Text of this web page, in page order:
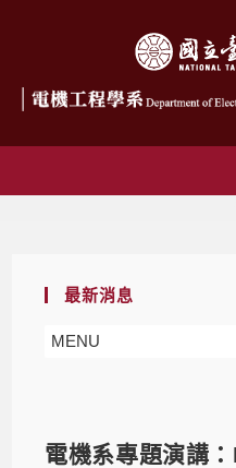
最新消息
MENU
電機系專題演講